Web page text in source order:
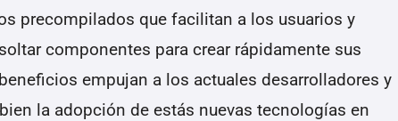
precompilados que facilitan a los usuarios y
componentes para crear rápidamente sus
empujan a los actuales desarrolladores y
la adopción de estás nuevas tecnologías en